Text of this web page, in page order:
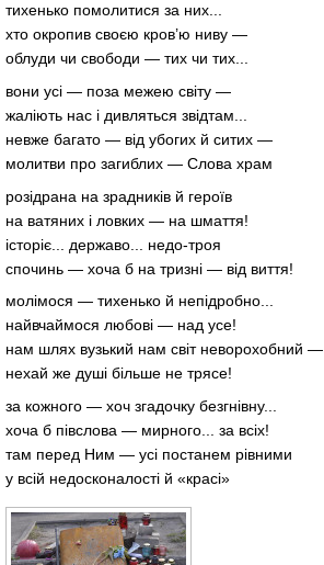
тихенько помолитися за них...
хто окропив своєю кров’ю ниву —
облуди чи свободи — тих чи тих...
вони усі — поза межею світу —
жаліють нас і дивляться звідтам...
невже багато — від убогих й ситих —
молитви про загиблих — Слова храм
розідрана на зрадників й героїв
на ватяних і ловких — на шмаття!
історіє... державо... недо-троя
спочинь — хоча б на тризні — від виття!
молімося — тихенько й непідробно...
найвчаймося любові — над усе!
нам шлях вузький нам світ неворохобний —
нехай же душі більше не трясе!
за кожного — хоч згадочку безгнівну...
хоча б півслова — мирного... за всіх!
там перед Ним — усі постанем рівними
у всій недосконалості й «красі»